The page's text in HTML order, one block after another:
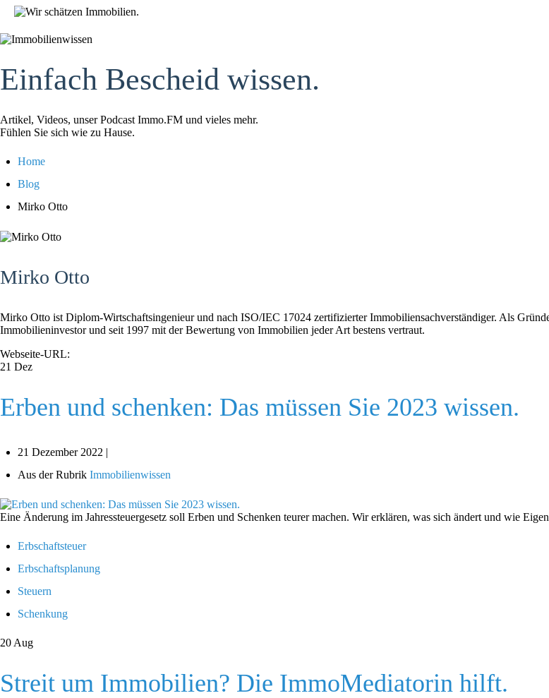
Einfach Bescheid wissen.
Artikel, Videos, unser Podcast Immo.FM und vieles mehr.
Fühlen Sie sich wie zu Hause.
Home
Blog
Mirko Otto
Mirko Otto
Mirko Otto ist Diplom-Wirtschaftsingenieur und nach ISO/IEC 17024 zertifizierter Immobiliensachverständiger. Als
Immobilieninvestor und seit 1997 mit der Bewertung von Immobilien jeder Art bestens vertraut.
Webseite-URL:
21 Dez
Erben und schenken: Das müssen Sie 2023 wissen.
21 Dezember 2022 |
Aus der Rubrik Immobilienwissen
Eine Änderung im Jahressteuergesetz soll Erben und Schenken teurer machen. Wir erklären, was sich ändert und wie
Erbschaftsteuer
Erbschaftsplanung
Steuern
Schenkung
20 Aug
Streit um Immobilien? Die ImmoMediatorin hilft.